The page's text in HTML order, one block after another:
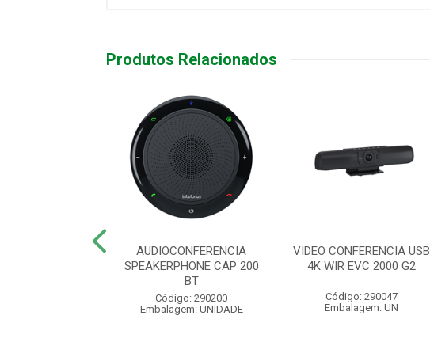
Produtos Relacionados
AUDIOCONFERENCIA
SPEAKERPHONE CAP 200
BT
Código: 290200
Embalagem: UNIDADE
VIDEO CONFERENCIA USB
4K WIR EVC 2000 G2
Código: 290047
Embalagem: UN